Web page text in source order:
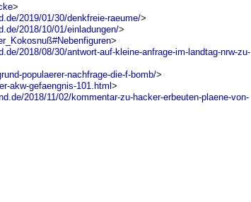
>
2019/01/30/denkfreie-raeume/>
2018/10/01/einladungen/>
>
2018/08/30/antwort-auf-kleine-anfrage-im-landtag-nrw-zu-
populaerer-nachfrage-die-f-bomb/>
akw-gefaengnis-101.html >
2018/11/02/kommentar-zu-hacker-erbeuten-plaene-von-